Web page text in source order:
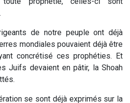
de notre peuple ont déjà
mondiales pouvaient déjà être
concrétisé ces prophéties. Et
Juifs devaient en pâtir, la Shoah
se sont déjà exprimés sur la